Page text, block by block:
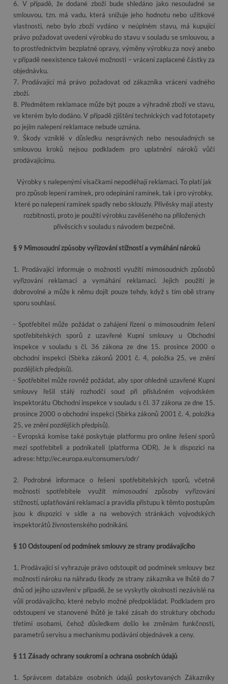
6. V případě, že dodané zboží bude shledáno jako nesouladné se
smlouvou, tzn. má vadu, která snižuje jeho hodnotu nebo užitkové
vlastnosti, nebo bylo zboží vydáno v neúplném stavu, má kupující
právo požadovat uvedení výrobku do stavu v souladu se smlouvou, a
to prostřednictvím bezplatné opravy, výměny výrobku za nový anebo
v případě neexistence takové možnosti – vrácení zaplacené částky za
objednávku.
7. Prodávající má právo požadovat od zákazníka vrácení vadného
zboží.
8. Předmětem reklamace může být pouze a výhradně zboží ve stavu,
ve kterém bylo dodáno. V případě zjištění technických vad fototapety
po jejím nalepení reklamace nebude uznána.
9. Škody vzniklé v důsledku nesprávných nebo nesouladných se
smlouvou kroků nejsou podkladem pro uplatnění nároků vůči
prodávajícímu.
Výrobky s nalepenými visačkami nepodléhají reklamaci. To platí jak
pro způsob lepení ramínek, pro odepínání ramínek, tak i pro výrobky,
které po nalepení ramínek spadly nebo sklouzly. Přívěsky mají atesty
rozbitnosti, proto je použití výrobku zavěšeného na přiložených
přívěscích v souladu s návodem bezpečné.
§ 9 Mimosoudní způsoby vyřizování stížností a vymáhání nároků
1. Prodávající informuje o možnosti využití mimosoudních způsobů
vyřizování reklamací a vymáhání reklamací. Jejich použití je
dobrovolné a může k němu dojít pouze tehdy, když s tím obě strany
sporu souhlasí.
- Spotřebitel může požádat o zahájení řízení o mimosoudním řešení
spotřebitelských sporů z uzavřené Kupní smlouvy u Obchodní
inspekce v souladu s čl. 36 zákona ze dne 15. prosince 2000 o
obchodní inspekci (Sbírka zákonů 2001 č. 4, položka 25, ve znění
pozdějších předpisů).
- Spotřebitel může rovněž požádat, aby spor ohledně uzavřené Kupní
smlouvy řešil stálý rozhodčí soud při příslušném vojvodském
inspektorátu Obchodní inspekce v souladu s čl. 37 zákona ze dne 15.
prosince 2000 o obchodní inspekci (Sbírka zákonů 2001 č. 4, položka
25, ve znění pozdějších předpisů).
- Evropská komise také poskytuje platformu pro online řešení sporů
mezi spotřebiteli a podnikateli (platforma ODR). Je k dispozici na
adrese: http://ec.europa.eu/consumers/odr/
2. Podrobné informace o řešení spotřebitelských sporů, včetně
možnosti spotřebitele využít mimosoudní způsoby vyřizování
stížností, uplatňování reklamací a pravidla přístupu k těmto postupům
jsou k dispozici v sídle a na webových stránkách vojvodských
inspektorátů živnostenského podnikání.
§ 10 Odstoupení od podmínek smlouvy ze strany prodávajícího
1. Prodávající si vyhrazuje právo odstoupit od podmínek smlouvy bez
možnosti nároku na náhradu škody ze strany zákazníka ve lhůtě do 7
dnů od jejího uzavření v případě, že se vyskytly okolnosti nezávislé na
vůli prodávajícího, které nebylo možné předpokládat. Podkladem pro
odstoupení ve stanovené lhůtě je také zásah do struktury obchodu
třetími osobami, čehož důsledkem došlo ke změnám funkčnosti,
parametrů servisu a mechanismu podávání objednávek a ceny.
§ 11 Zásady ochrany soukromí a ochrana osobních údajů
1. Správcem databáze osobních údajů poskytovaných Zákazníky